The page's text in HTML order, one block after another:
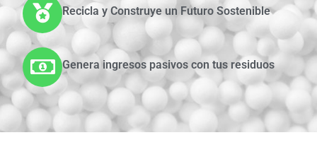
Recicla y Construye un Futuro Sostenible
Genera ingresos pasivos con tus residuos